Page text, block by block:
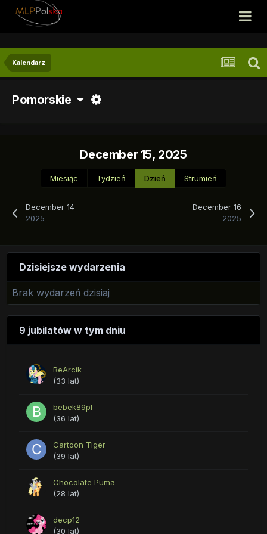
Kalendarz
Pomorskie
December 14
2025
December 15, 2025
Miesiąc Tydzień Dzień Strumień
December 16
2025
Dzisiejsze wydarzenia
Brak wydarzeń dzisiaj
9 jubilatów w tym dniu
BeArcik
(33 lat)
bebek89pl
(36 lat)
Cartoon Tiger
(39 lat)
Chocolate Puma
(28 lat)
decp12
(30 lat)